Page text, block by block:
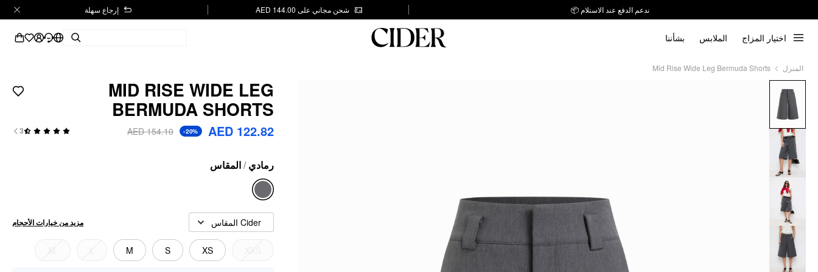
ندعم الدفع عند الاستلام 📦
شحن مجاني على AED 144.00 إرجاع سهلة
اختيار المزاج الملابس بشأننا
المنزل Mid Rise Wide Leg Bermuda Shorts
MID RISE WIDE LEG
BERMUDA SHORTS
AED 122.82
-20%
AED 154.10
3
رمادي /المقاس
Cider المقاس مزيد من خيارات الأحجام
XS
S
M